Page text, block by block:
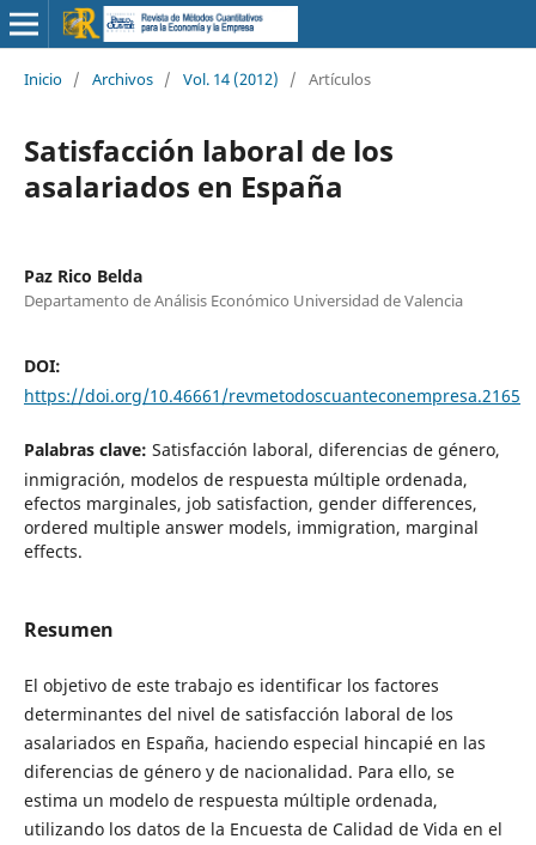
Inicio / Archivos / Vol. 14 (2012) / Artículos
Satisfacción laboral de los
asalariados en España
Paz Rico Belda
Departamento de Análisis Económico Universidad de Valencia
DOI:
https://doi.org/10.46661/revmetodoscuanteconempresa.2165
Palabras clave: Satisfacción laboral, diferencias de género,
inmigración, modelos de respuesta múltiple ordenada,
efectos marginales, job satisfaction, gender differences,
ordered multiple answer models, immigration, marginal
effects.
Resumen
El objetivo de este trabajo es identificar los factores
determinantes del nivel de satisfacción laboral de los
asalariados en España, haciendo especial hincapié en las
diferencias de género y de nacionalidad. Para ello, se
estima un modelo de respuesta múltiple ordenada,
utilizando los datos de la Encuesta de Calidad de Vida en el